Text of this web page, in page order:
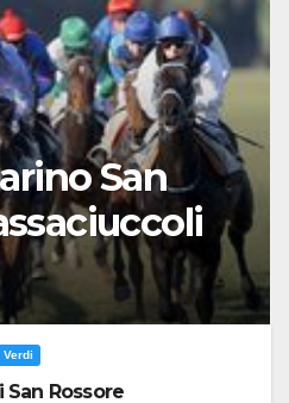
San
San Rossore